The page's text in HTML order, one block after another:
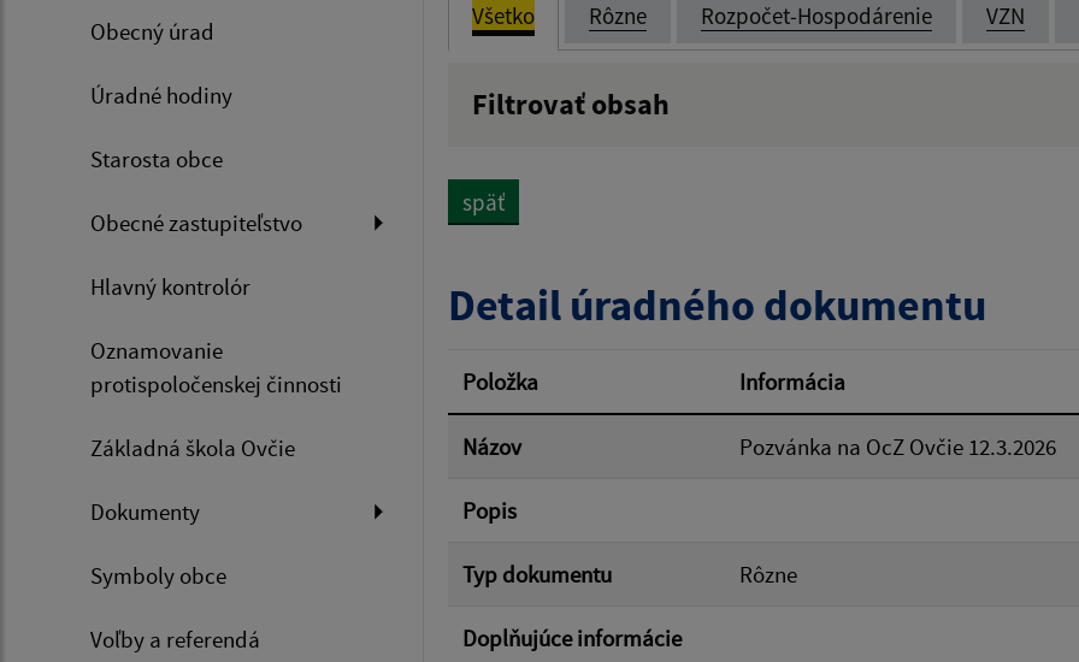
Obecný úrad
Úradné hodiny
Starosta obce
Obecné zastupiteľstvo
Hlavný kontrolór
Oznamovanie
protispoločenskej činnosti
Základná škola Ovčie
Dokumenty
Symboly obce
Voľby a referendá
Všetko Rôzne Rozpočet-Hospodárenie VZN
Filtrovať obsah
Filtrovať
späť
Detail úradného dokumentu
Položka Informácia
Názov Pozvánka na OcZ Ovčie 12.3.2026
Popis
Typ dokumentu Rôzne
Doplňujúce informácie